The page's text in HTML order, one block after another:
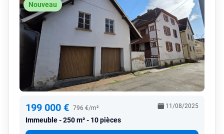
Nouveau
199 000 € 796 €/m²
Immeuble 250 m² - 10 pièces
11/08/2025